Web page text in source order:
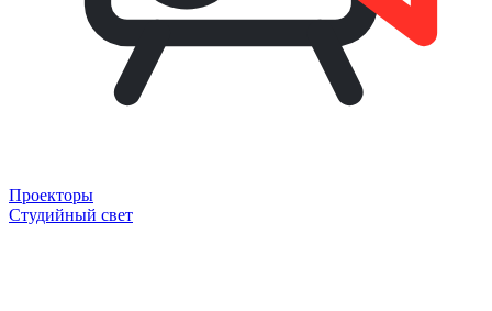
Проекторы
Студийный свет